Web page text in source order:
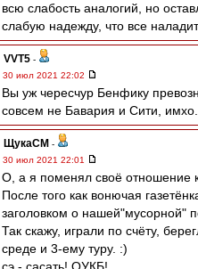
всю слабость аналогий, но
слабую надежду, что все
VVT5 -
30 июл 2021 22:02
Вы уж чересчур Бенфику
совсем не Бавария и Сити, имхо.
ЩукаСМ -
30 июл 2021 22:01
О, а я поменял своё отношение
После того как вонючая
заголовком о нашей"мусорной"
Так скажу, играли по счёту,
среде и 3-ему туру. :)